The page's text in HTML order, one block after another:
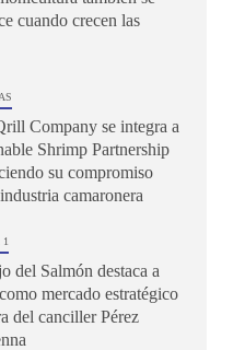
cuando crecen las
Company se integra a
Shrimp Partnership
su compromiso
camaronera
del Salmón destaca a
mercado estratégico
del canciller Pérez